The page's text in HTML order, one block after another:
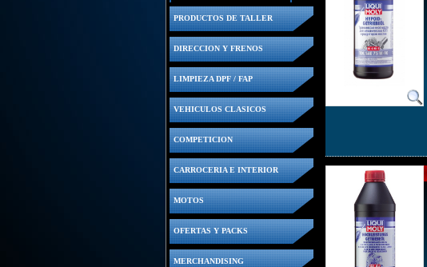
PRODUCTOS DE TALLER
DIRECCION Y FRENOS
LIMPIEZA DPF / FAP
VEHICULOS CLASICOS
COMPETICION
CARROCERIA E INTERIOR
MOTOS
OFERTAS Y PACKS
MERCHANDISING